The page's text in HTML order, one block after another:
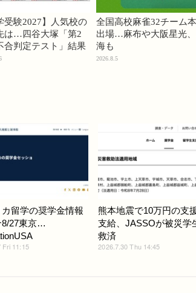
受験2027】人気校の
は…四谷大塚「第2
合判定テスト」結果
全国高校麻雀32チーム
出場…麻布や大阪星光
海も
2026.8.5
留学の奨学金情報
8/27東京…
Fri 11:15
熊本地震で10万円の支
支給、JASSOが被災学
救済
2026.7.30 Thu 14:45